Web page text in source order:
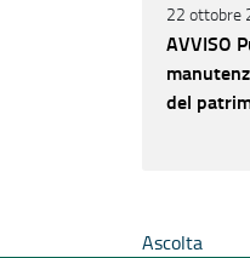
22 ottobre
AVVISO
del
Ascolta